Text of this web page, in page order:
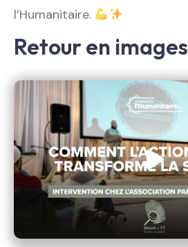
l’Humanitaire.
Retour en images